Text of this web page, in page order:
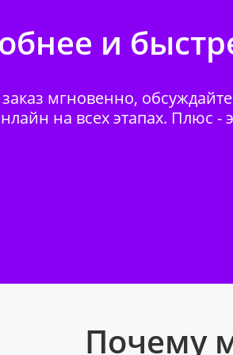
и
мгновенно, обсуждайте
на всех этапах. Плюс -
Почему